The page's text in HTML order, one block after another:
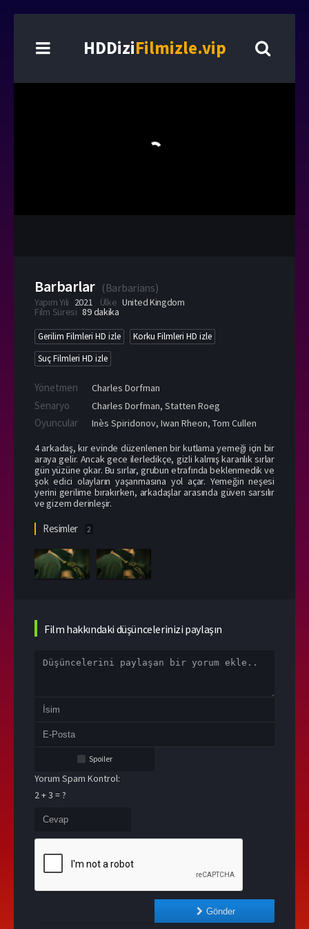
HDDiziFilmizle.vip
Barbarlar (Barbarians)
Yapım Yılı 2021 Ülke United Kingdom
Film Süresi 89 dakika
Gerilim Filmleri HD izle
Korku Filmleri HD izle
Suç Filmleri HD izle
Yönetmen Charles Dorfman
Senaryo Charles Dorfman, Statten Roeg
Oyuncular Inès Spiridonov, Iwan Rheon, Tom Cullen
4 arkadaş, kır evinde düzenlenen bir kutlama yemeği için bir
araya gelir. Ancak gece ilerledikçe, gizli kalmış karanlık sırlar
gün yüzüne çıkar. Bu sırlar, grubun etrafında beklenmedik ve
şok edici olayların yaşanmasına yol açar. Yemeğin neşesi
yerini gerilime bırakırken, arkadaşlar arasında güven sarsılır
ve gizem derinleşir.
Resimler 2
Film hakkındaki düşüncelerinizi paylaşın
Spoiler
Yorum Spam Kontrol:
2 + 3 = ?
Gönder